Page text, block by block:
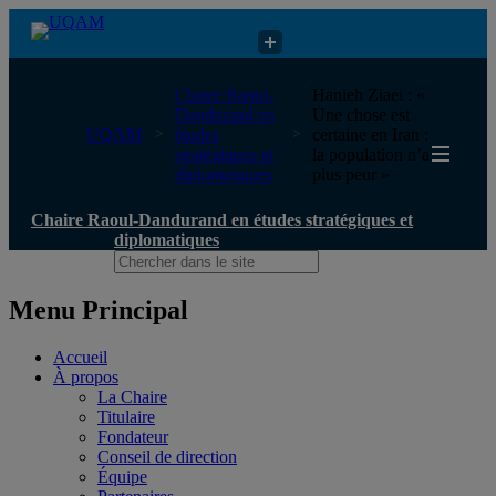
Chaire Raoul-Dandurand en études stratégiques et diplomatiques
UQAM
Chaire Raoul-
Dandurand en
études
stratégiques et
diplomatiques
Hanieh Ziaei : «
Une chose est
certaine en Iran :
la population n’a
plus peur »
Chaire Raoul-Dandurand en études stratégiques et
diplomatiques
Menu Principal
Accueil
À propos
La Chaire
Titulaire
Fondateur
Conseil de direction
Équipe